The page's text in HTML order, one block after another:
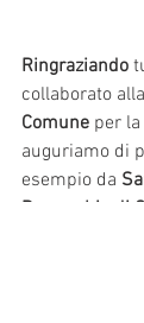
Ringraziando
collaborato
Comune per
auguriamo di
esempio da
Parrocchia di